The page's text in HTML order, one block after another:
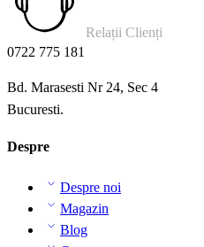
Relații Clienți
0722 775 181
Bd. Marasesti Nr 24, Sec 4
Bucuresti.
Despre
Despre noi
Magazin
Blog